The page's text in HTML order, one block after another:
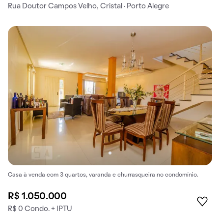
Rua Doutor Campos Velho, Cristal · Porto Alegre
Casa à venda com 3 quartos, varanda e churrasqueira no condomínio.
R$ 1.050.000
R$ 0 Condo. + IPTU